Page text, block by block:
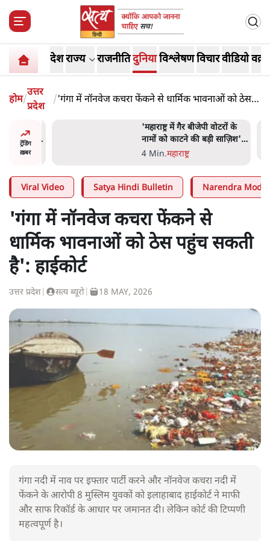
देशराज्य राजनीतिदुनियाविश्लेषणविचारवीडियो
होम/
उत्तर
प्रदेश
/'गंगा में नॉनवेज कचरा फेंकने से धार्मिक भावनाओं को ठेस
ट्रेंडिंग
ख़बर
के घी
पर
'महाराष्ट्र में गैर बीजेपी वोटरों के
नामों को काटने की बड़ी साज़िश'-
रोहित पवार का आरोप
4 Min.महाराष्ट्र
Viral Video Satya Hindi Bulletin Narendra Modi
'गंगा में नॉनवेज कचरा फेंकने से
धार्मिक भावनाओं को ठेस पहुंच सकती
है': हाईकोर्ट
उत्तर प्रदेश सत्य ब्यूरो 18 MAY, 2026
गंगा नदी में नाव पर इफ्तार पार्टी करने और नॉनवेज कचरा नदी में
फेंकने के आरोपी 8 मुस्लिम युवकों को इलाहाबाद हाईकोर्ट ने माफी
और साफ रिकॉर्ड के आधार पर जमानत दी। लेकिन कोर्ट की टिप्पणी
महत्वपूर्ण है।